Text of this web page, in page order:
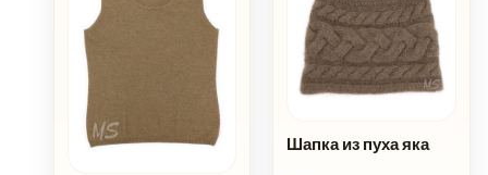
Шапка из пуха яка